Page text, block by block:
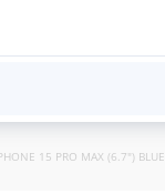
15 PRO MAX (6.7") BLUE